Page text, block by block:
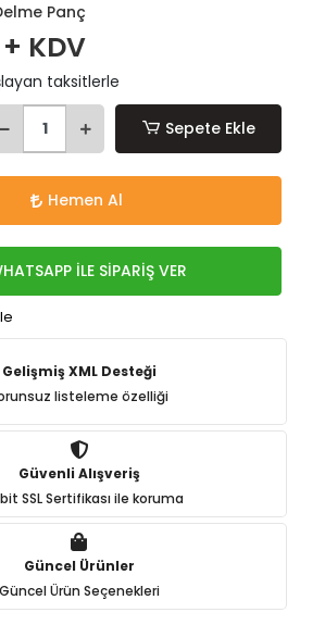
Panç
KDV
taksitlerle
Sepete Ekle
Hemen Al
İLE SİPARİŞ VER
Gelişmiş XML Desteği
listeleme özelliği
Güvenli Alışveriş
SSL Sertifikası ile koruma
Güncel Ürünler
Güncel Ürün Seçenekleri